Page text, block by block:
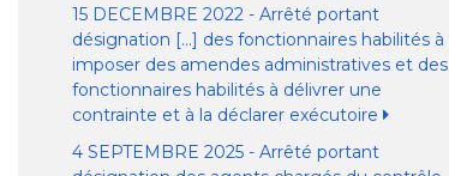
15 DECEMBRE 2022 - Arrêté portant
désignation [...] des fonctionnaires habilités à
imposer des amendes administratives et des
fonctionnaires habilités à délivrer une
contrainte et à la déclarer exécutoire
4 SEPTEMBRE 2025 - Arrêté portant